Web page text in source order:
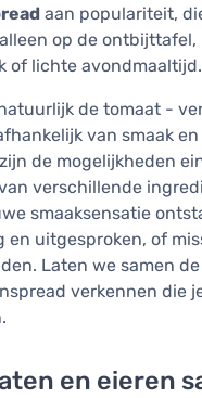
aan populariteit,
op de ontbijttafel,
of lichte avondmaaltijd.
de tomaat -
van smaak en
de mogelijkheden
verschillende
smaaksensatie
en uitgesproken, of
Laten we samen
verkennen die
en eieren